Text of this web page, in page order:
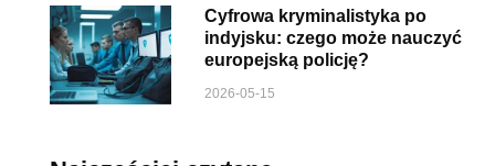
Cyfrowa kryminalistyka po
indyjsku: czego może nauczyć
europejską policję?
2026-05-15